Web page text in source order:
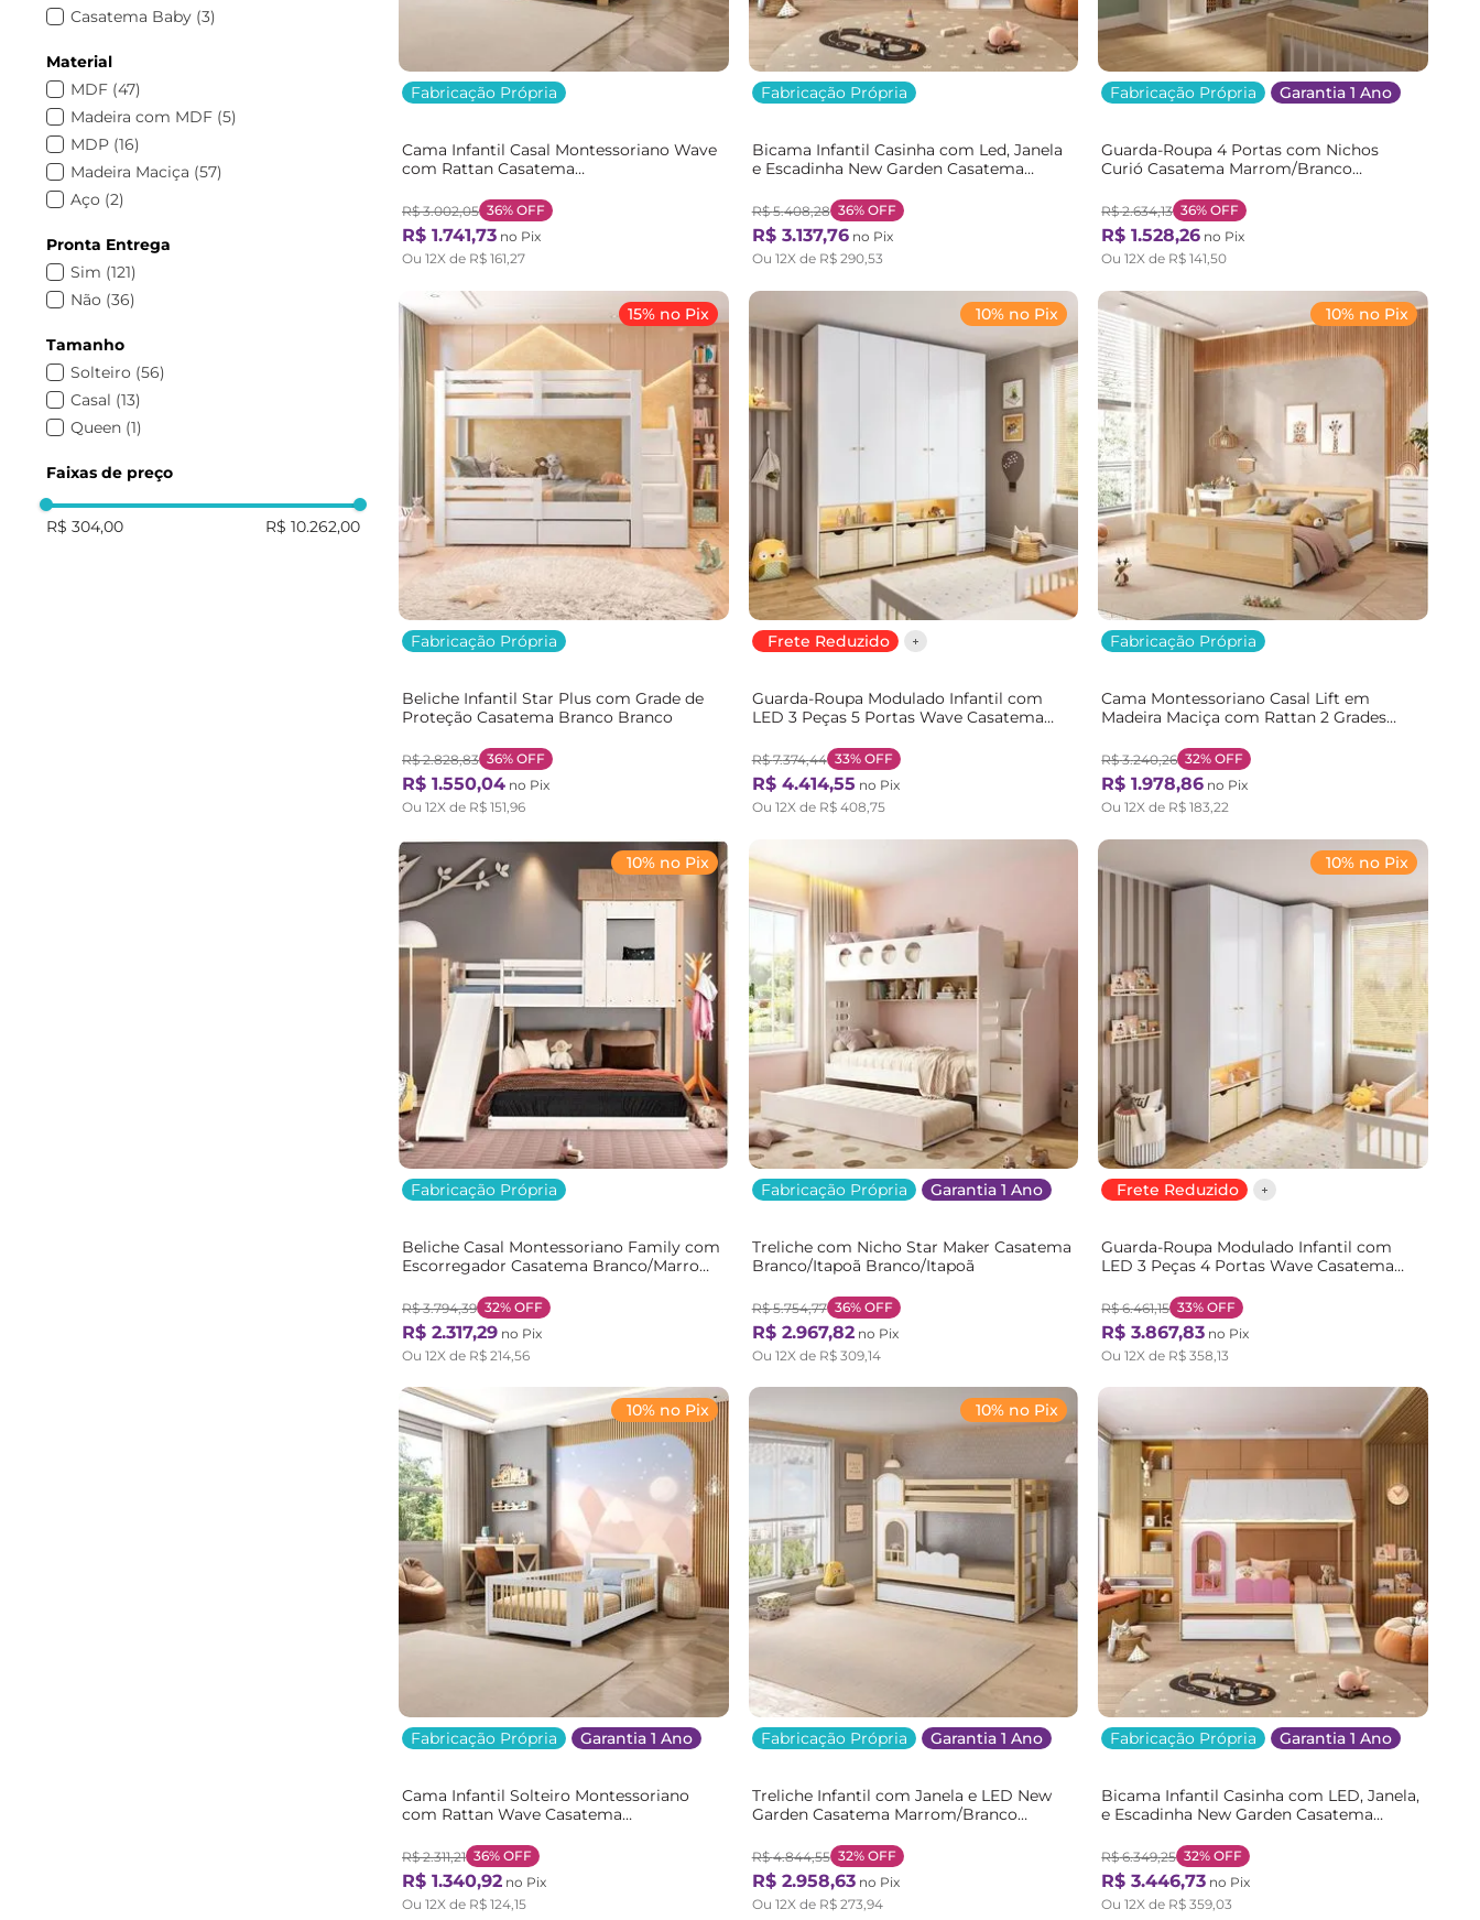
Casatema Baby (3)
Material
MDF (47)
Madeira com MDF (5)
MDP (16)
Madeira Maciça (57)
Aço (2)
MDP/MDF (1)
Pronta Entrega
Sim (121)
Não (36)
Tamanho
Solteiro (56)
Casal (13)
Queen (1)
Faixas de preço
R$ 304,00 R$ 10.262,00
Fabricação Própria
Cama Infantil Casal Montessoriano Wave
com Rattan Casatema
R$ 3.002,05 36% OFF
R$ 1.741,73 no Pix
Ou 12X de R$ 161,27
Fabricação Própria
Bicama Infantil Casinha com Led, Janela
e Escadinha New Garden Casatema
R$ 5.408,28 36%OFF
R$ 3.137,76no Pix
Ou 12X de R$ 290,53
Fabricação Própria Garantia 1 Ano
Guarda-Roupa 4 Portas com Nichos
Curió Casatema Marrom/Branco
R$ 2.634,13 36% OFF
R$ 1.528,26 no Pix
Ou12X de R$ 141,50
Fabricação Própria
15% no Pix
Beliche Infantil Star Plus com Grade de
Proteção Casatema Branco Branco
R$ 2.828,83 36% OFF
R$ 1.550,04 no Pix
Ou 12X de R$ 151,96
Frete Reduzido
10% no Pix
Guarda-Roupa Modulado Infantil com
LED 3 Peças 5 Portas Wave Casatema
R$ 7.374,44 33%OFF
R$ 4.414,55 no Pix
Ou 12X de R$ 408,75
Fabricação Própria
10% no Pix
Cama Montessoriano Casal Lift em
Madeira Maciça com Rattan 2 Grades
Branco/Natural
R$ 3.240,26 32% OFF
R$ 1.978,86 no Pix
Ou12X de R$ 183,22
Fabricação Própria
10% no Pix
Beliche Casal Montessoriano Family com
Escorregador Casatema Branco/Marrom
R$ 3.794,39 32% OFF
R$ 2.317,29 no Pix
Ou 12X de R$ 214 56
Fabricação Própria Garantia 1 Ano
Treliche com Nicho Star Maker Casatema
Branco/Itapoã Branco/Itapoã
R$ 5.754,77 36%OFF
R$ 2.967,82no Pix
Ou 12X de R$ 309, 14
Frete Reduzido
10% no Pix
Guarda-Roupa Modulado Infantil com
LED 3 Peças 4 Portas Wave Casatema
R$ 6.461,15 33% OFF
R$ 3.867,83 no Pix
Ou12X de R$ 358 ,13
Fabricação Própria Garantia 1 Ano
10% no Pix
Cama Infantil Solteiro Montessoriano
com Rattan Wave Casatema
R$ 2.311,21 36% OFF
R$ 1.340,92 no Pix
Ou 12X de R$ 124 15
Fabricação Própria Garantia 1 Ano
10% no Pix
Treliche Infantil com Janela e LED New
Garden Casatema Marrom/Branco
R$ 4.844,55 32%OFF
R$ 2.958,63no Pix
Ou 12X de R$ 273 94
Fabricação Própria Garantia 1 Ano
Bicama Infantil Casinha com LED, Janela,
e Escadinha New Garden Casatema
R$ 6.349,25 32% OFF
R$ 3.446,73 no Pix
Ou12X de R$ 359 ,03